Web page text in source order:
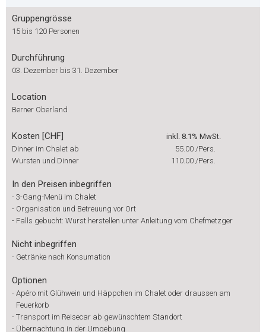
Gruppengrösse
15 bis 120 Personen
Durchführung
03. Dezember bis 31. Dezember
Location
Berner Oberland
Kosten [CHF]
inkl. 8.1% MwSt.
Dinner im Chalet ab
55.00 /Pers.
Wursten und Dinner
110.00 /Pers.
In den Preisen inbegriffen
- 3-Gang-Menü im Chalet
- Organisation und Betreuung vor Ort
- Falls gebucht: Wurst herstellen unter Anleitung vom Chefmetzger
Nicht inbegriffen
- Getränke nach Konsumation
Optionen
- Apéro mit Glühwein und Häppchen im Chalet oder draussen am
Feuerkorb
- Transport im Reisecar ab gewünschtem Standort
- Übernachtung in der Umgebung